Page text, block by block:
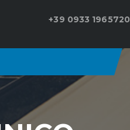
+39 0933 1965720